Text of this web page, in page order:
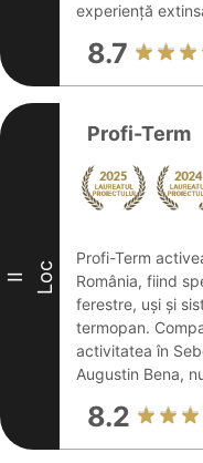
experiență
8.7
II Loc
Profi-Term
Profi-Term
România, fiind
ferestre, uși și
termopan.
activitatea în
Augustin Bena,
8.2